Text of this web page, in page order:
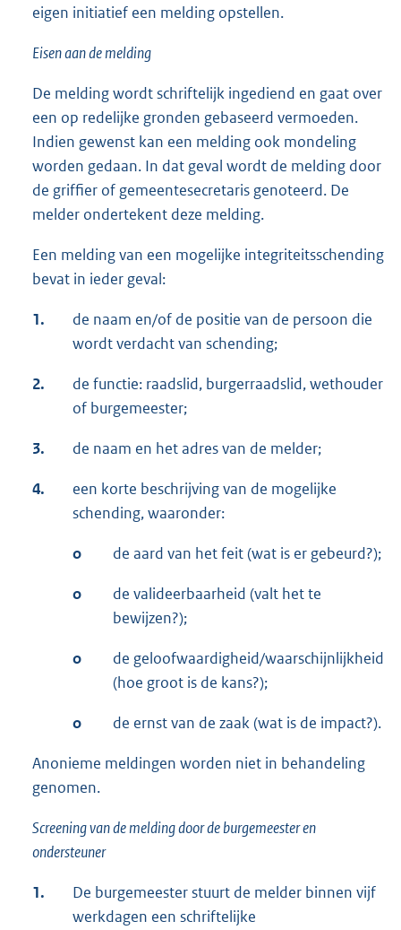
eigen initiatief een melding opstellen.
Eisen aan de melding
De melding wordt schriftelijk ingediend en gaat over
een op redelijke gronden gebaseerd vermoeden.
Indien gewenst kan een melding ook mondeling
worden gedaan. In dat geval wordt de melding door
de griffier of gemeentesecretaris genoteerd. De
melder ondertekent deze melding.
Een melding van een mogelijke integriteitsschending
bevat in ieder geval:
1.
de naam en/of de positie van de persoon die
wordt verdacht van schending;
2.
de functie: raadslid, burgerraadslid, wethouder
of burgemeester;
3. de naam en het adres van de melder;
4.
een korte beschrijving van de mogelijke
schending, waaronder:
o de aard van het feit (wat is er gebeurd?);
o
de valideerbaarheid (valt het te
bewijzen?);
o
de geloofwaardigheid/waarschijnlijkheid
(hoe groot is de kans?);
o de ernst van de zaak (wat is de impact?).
Anonieme meldingen worden niet in behandeling
genomen.
Screening van de melding door de burgemeester en
ondersteuner
1.
De burgemeester stuurt de melder binnen vijf
werkdagen een schriftelijke